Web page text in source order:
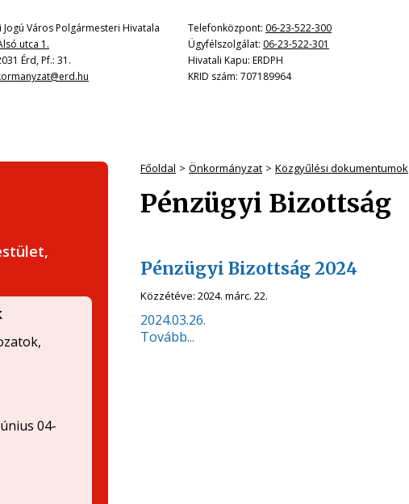
Jogú Város Polgármesteri Hivatala
utca 1.
Érd, Pf.: 31.
Telefonközpont: 06-23-522-300
Ügyfélszolgálat: 06-23-522-301
Hivatali Kapu: ERDPH
KRID szám: 707189964
Főoldal Önkormányzat Közgyűlési dokumentumok
Pénzügyi Bizottság
Pénzügyi Bizottság 2024
Közzétéve: 2024. márc. 22.
2024.03.26.
Tovább...
04-